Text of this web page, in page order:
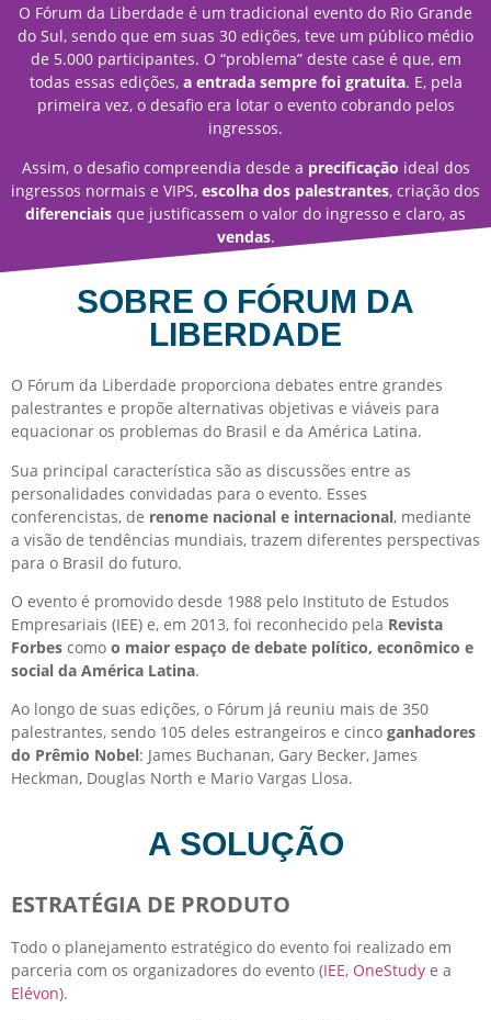
O Fórum da Liberdade é um tradicional evento do Rio Grande
do Sul, sendo que em suas 30 edições, teve um público médio
de 5.000 participantes. O “problema” deste case é que, em
todas essas edições, a entrada sempre foi gratuita. E, pela
primeira vez, o desafio era lotar o evento cobrando pelos
ingressos.
Assim, o desafio compreendia desde a precificação ideal dos
ingressos normais e VIPS, escolha dos palestrantes, criação dos
diferenciais que justificassem o valor do ingresso e claro, as
vendas.
SOBRE O FÓRUM DA
LIBERDADE
O Fórum da Liberdade proporciona debates entre grandes
palestrantes e propõe alternativas objetivas e viáveis para
equacionar os problemas do Brasil e da América Latina.
Sua principal característica são as discussões entre as
personalidades convidadas para o evento. Esses
conferencistas, de renome nacional e internacional, mediante
a visão de tendências mundiais, trazem diferentes perspectivas
para o Brasil do futuro.
O evento é promovido desde 1988 pelo Instituto de Estudos
Empresariais (IEE) e, em 2013, foi reconhecido pela Revista
Forbes como o maior espaço de debate político, econômico e
social da América Latina.
Ao longo de suas edições, o Fórum já reuniu mais de 350
palestrantes, sendo 105 deles estrangeiros e cinco ganhadores
do Prêmio Nobel: James Buchanan, Gary Becker, James
Heckman, Douglas North e Mario Vargas Llosa.
A SOLUÇÃO
ESTRATÉGIA DE PRODUTO
Todo o planejamento estratégico do evento foi realizado em
parceria com os organizadores do evento (IEE, OneStudy e a
Elévon).